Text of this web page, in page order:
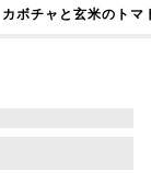
カボチャと玄米のトマ